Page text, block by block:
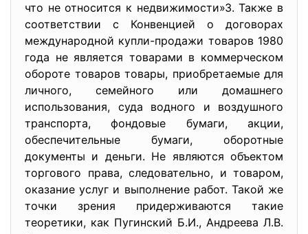
что не относится к недвижимости»3. Также в
соответствии с Конвенцией о договорах
международной купли-продажи товаров 1980
года не является товарами в коммерческом
обороте товаров товары, приобретаемые для
личного, семейного или домашнего
использования, суда водного и воздушного
транспорта, фондовые бумаги, акции,
обеспечительные бумаги, оборотные
документы и деньги. Не являются объектом
торгового права, следовательно, и товаром,
оказание услуг и выполнение работ. Такой же
точки зрения придерживаются такие
теоретики, как Пугинский Б.И., Андреева Л.В.